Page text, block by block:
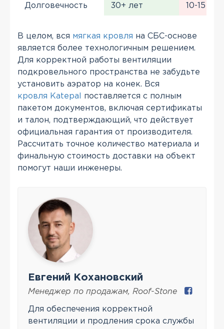
Долговечность 30+ лет 10-15 лет
В целом, вся мягкая кровля на СБС-основе
является более технологичным решением.
Для корректной работы вентиляции
подкровельного пространства не забудьте
установить аэратор на конек. Вся
кровля Katepal
поставляется с полным
пакетом документов, включая сертификаты
и талон, подтверждающий, что действует
официальная гарантия от производителя.
Рассчитать точное количество материала и
финальную стоимость доставки на объект
помогут наши инженеры.
Евгений Кохановский
Менеджер по продажам, Roof-Stone
Для обеспечения корректной
вентиляции и продления срока службы